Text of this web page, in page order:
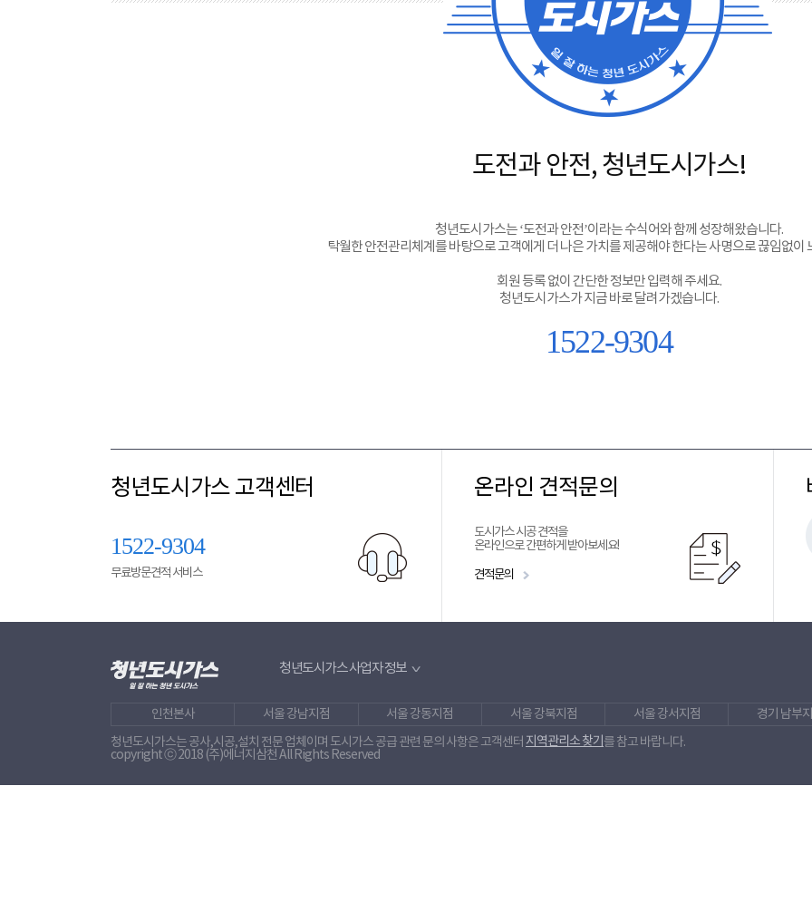
도전과 안전, 청년도시가스!
청년도시가스는 ‘도전과 안전’이라는 수식어와 함께 성장해왔습니다.
탁월한 안전관리체계를 바탕으로 고객에게 더 나은 가치를 제공해야 한다는 사명으로 끊임없이
회원 등록 없이 간단한 정보만 입력해 주세요.
청년도시가스가 지금 바로 달려가겠습니다.
1522-9304
청년도시가스 고객센터
1522-9304
무료방문견적 서비스
온라인 견적문의
도시가스 시공 견적을
온라인으로 간편하게 받아보세요!
견적문의
청년도시가스 사업자 정보
인천본사 서울 강남지점 서울 강동지점 서울 강북지점 서울 강서지점 경기 남부
청년도시가스는 공사,시공,설치 전문 업체이며 도시가스 공급 관련 문의 사항은 고객센터 지역관리소 찾기 를 참고 바랍니다.
copyright ⓒ 2018 (주)에너지삼천 All Rights Reserved